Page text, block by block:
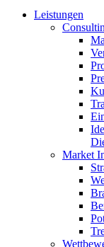
Leistungen
Market